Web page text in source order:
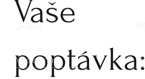
Vaše
poptávka: